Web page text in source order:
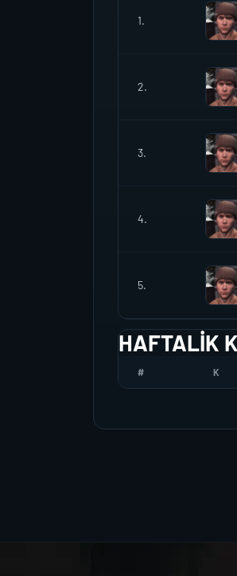
1.
2.
3.
4.
5.
HAFTALIK
# K